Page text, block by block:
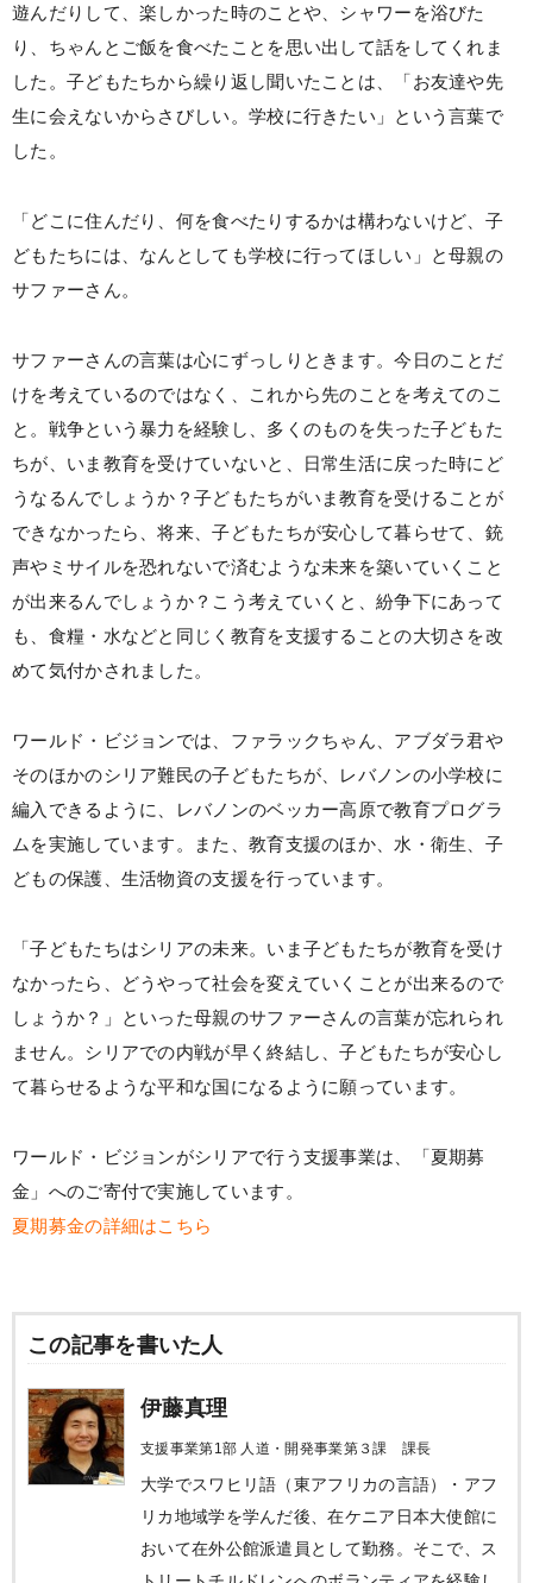
遊んだりして、楽しかった時のことや、シャワーを浴びた
り、ちゃんとご飯を食べたことを思い出して話をしてくれま
した。子どもたちから繰り返し聞いたことは、「お友達や先
生に会えないからさびしい。学校に行きたい」という言葉で
した。
「どこに住んだり、何を食べたりするかは構わないけど、子
どもたちには、なんとしても学校に行ってほしい」と母親の
サファーさん。
サファーさんの言葉は心にずっしりときます。今日のことだ
けを考えているのではなく、これから先のことを考えてのこ
と。戦争という暴力を経験し、多くのものを失った子どもた
ちが、いま教育を受けていないと、日常生活に戻った時にど
うなるんでしょうか？子どもたちがいま教育を受けることが
できなかったら、将来、子どもたちが安心して暮らせて、銃
声やミサイルを恐れないで済むような未来を築いていくこと
が出来るんでしょうか？こう考えていくと、紛争下にあって
も、食糧・水などと同じく教育を支援することの大切さを改
めて気付かされました。
ワールド・ビジョンでは、ファラックちゃん、アブダラ君や
そのほかのシリア難民の子どもたちが、レバノンの小学校に
編入できるように、レバノンのベッカー高原で教育プログラ
ムを実施しています。また、教育支援のほか、水・衛生、子
どもの保護、生活物資の支援を行っています。
「子どもたちはシリアの未来。いま子どもたちが教育を受け
なかったら、どうやって社会を変えていくことが出来るので
しょうか？」といった母親のサファーさんの言葉が忘れられ
ません。シリアでの内戦が早く終結し、子どもたちが安心し
て暮らせるような平和な国になるように願っています。
ワールド・ビジョンがシリアで行う支援事業は、「夏期募
金」へのご寄付で実施しています。
夏期募金の詳細はこちら
この記事を書いた人
伊藤真理
支援事業第1部 人道・開発事業第３課 課長
大学でスワヒリ語（東アフリカの言語）・アフ
リカ地域学を学んだ後、在ケニア日本大使館に
おいて在外公館派遣員として勤務。そこで、ス